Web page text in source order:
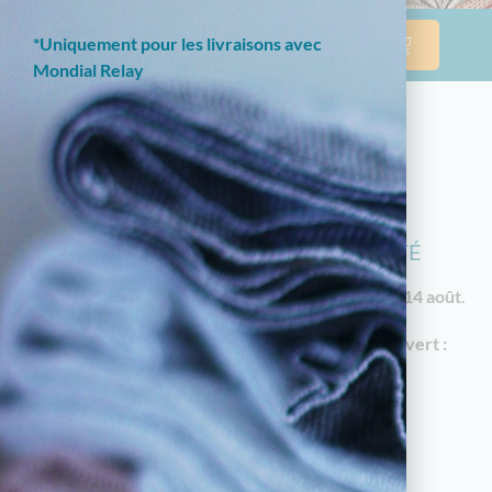
NOTRE BOUTIQUE EN LIGNE EST
ACTUELLEMENT EN CONGÉS D'ÉTÉ
Les commandes reprendront à partir duvendredi 14 août
En attendant, notre magasin à Limoges reste ouvert :
18 av. Garibaldi, 87000 Limoges
Horaires d'été : du mardi au samedi de 10h à
05.55.79.22.49
*Uniquement pour les livraisons avec
Mondial Relay